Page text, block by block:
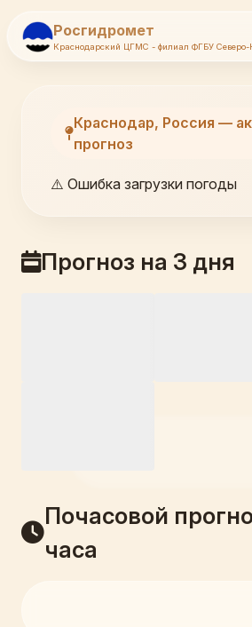
Росгидромет
Краснодарский ЦГМС - филиал ФГБУ Северо-
Краснодар, Россия —
прогноз
⚠️ Ошибка загрузки погоды
Прогноз на 3 дня
Почасовой
часа